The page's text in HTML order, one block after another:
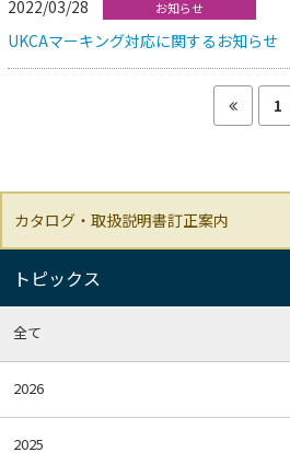
2022/03/28 お知らせ
UKCAマーキング対応に関するお知らせ
1
カタログ・取扱説明書訂正案内
トピックス
全て
2026
2025